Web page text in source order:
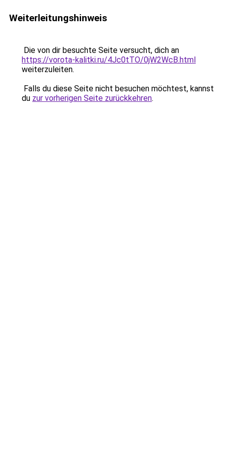
Weiterleitungshinweis
Die von dir besuchte Seite versucht, dich an
https://vorota-kalitki.ru/4Jc0tTO/0jW2WcB.html
weiterzuleiten.
Falls du diese Seite nicht besuchen möchtest, kannst
du zur vorherigen Seite zurückkehren.